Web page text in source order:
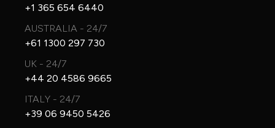
+1 365 654 6440
AUSTRALIA - 24/7
+61 1300 297 730
UK - 24/7
+44 20 4586 9665
ITALY - 24/7
+39 06 9450 5426